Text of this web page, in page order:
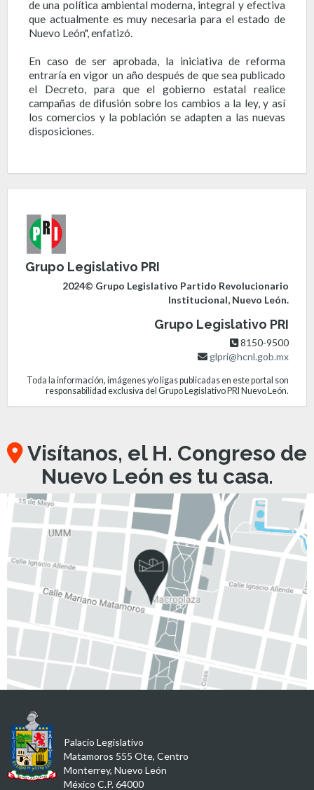
de una política ambiental moderna, integral y efectiva
que actualmente es muy necesaria para el estado de
Nuevo León", enfatizó.
En caso de ser aprobada, la iniciativa de reforma
entraría en vigor un año después de que sea publicado
el Decreto, para que el gobierno estatal realice
campañas de difusión sobre los cambios a la ley, y así
los comercios y la población se adapten a las nuevas
disposiciones.
Grupo Legislativo PRI
2024© Grupo Legislativo Partido Revolucionario
Institucional, Nuevo León.
Grupo Legislativo PRI
8150-9500
glpri@hcnl.gob.mx
Toda la información, imágenes y/o ligas publicadas en este portal son
responsabilidad exclusiva del Grupo Legislativo PRI Nuevo León.
Visítanos, el H. Congreso de
Nuevo León es tu casa.
Palacio Legislativo
Matamoros 555 Ote, Centro
Monterrey, Nuevo León
México C.P. 64000